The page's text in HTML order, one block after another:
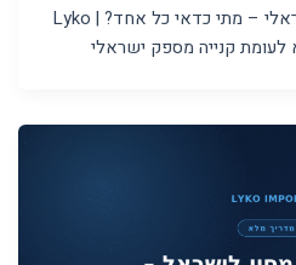
ייבוא לעומת קנייה מספק ישראלי – מתי כדאי כל אחד? | Lyko